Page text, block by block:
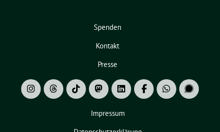
Spenden
Kontakt
Presse
Impressum